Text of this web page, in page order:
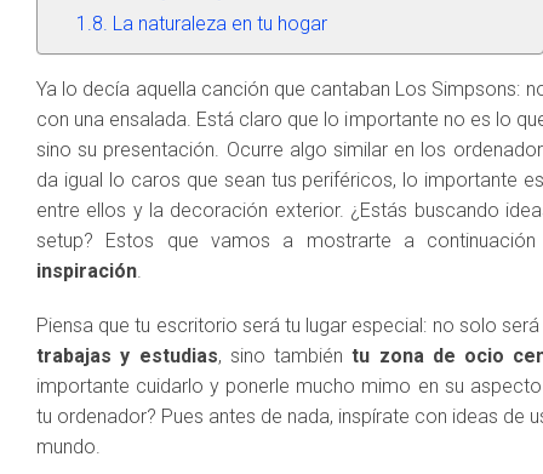
La naturaleza en tu hogar
Ya lo decía aquella canción que cantaban Los Simpsons:
con una ensalada. Está claro que lo importante no es lo
sino su presentación. Ocurre algo similar en los
da igual lo caros que sean tus periféricos, lo importante
entre ellos y la decoración exterior. ¿Estás buscando
setup? Estos que vamos a mostrarte a
inspiración.
Piensa que tu escritorio será tu lugar especial: no solo será
trabajas y estudias, sino tambiéntu zona de ocio
importante cuidarlo y ponerle mucho mimo en su
tu ordenador? Pues antes de nada, inspírate con ideas de
mundo.